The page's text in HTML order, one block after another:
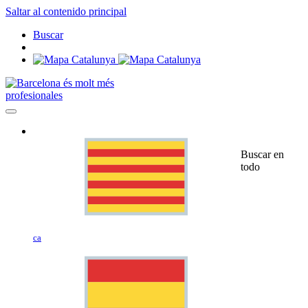
Saltar al contenido principal
Buscar
profesionales
ca
Buscar en
todo